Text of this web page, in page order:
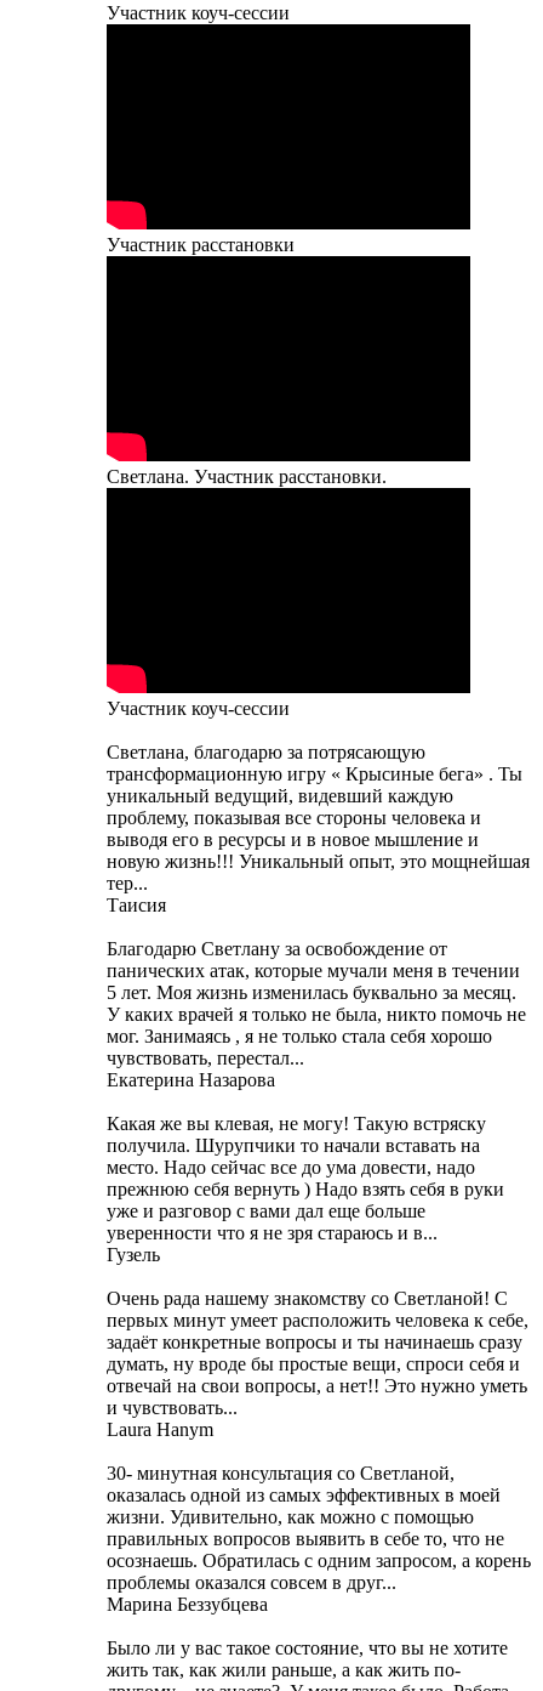
Участник коуч-сессии
Участник расстановки
Светлана. Участник расстановки.
Участник коуч-сессии
Светлана, благодарю за потрясающую
трансформационную игру « Крысиные бега» . Ты
уникальный ведущий, видевший каждую
проблему, показывая все стороны человека и
выводя его в ресурсы и в новое мышление и
новую жизнь!!! Уникальный опыт, это мощнейшая
тер...
Таисия
Благодарю Светлану за освобождение от
панических атак, которые мучали меня в течении
5 лет. Моя жизнь изменилась буквально за месяц.
У каких врачей я только не была, никто помочь не
мог. Занимаясь , я не только стала себя хорошо
чувствовать, перестал...
Екатерина Назарова
Какая же вы клевая, не могу! Такую встряску
получила. Шурупчики то начали вставать на
место. Надо сейчас все до ума довести, надо
прежнюю себя вернуть ) Надо взять себя в руки
уже и разговор с вами дал еще больше
уверенности что я не зря стараюсь и в...
Гузель
Очень рада нашему знакомству со Светланой! С
первых минут умеет расположить человека к себе,
задаёт конкретные вопросы и ты начинаешь сразу
думать, ну вроде бы простые вещи, спроси себя и
отвечай на свои вопросы, а нет!! Это нужно уметь
и чувствовать...
Laura Hanym
30- минутная консультация со Светланой,
оказалась одной из самых эффективных в моей
жизни. Удивительно, как можно с помощью
правильных вопросов выявить в себе то, что не
осознаешь. Обратилась с одним запросом, а корень
проблемы оказался совсем в друг...
Марина Беззубцева
Было ли у вас такое состояние, что вы не хотите
жить так, как жили раньше, а как жить по-